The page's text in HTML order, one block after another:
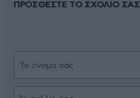
ΠΡΟΣΘΕΣΤΕ ΤΟ ΣΧΟΛΙΟ ΣΑΣ